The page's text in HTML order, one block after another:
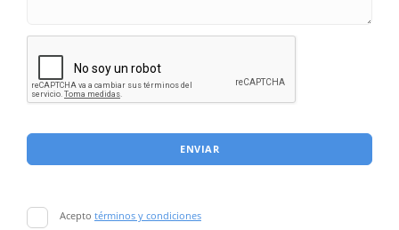
ENVIAR
Acepto términos y condiciones